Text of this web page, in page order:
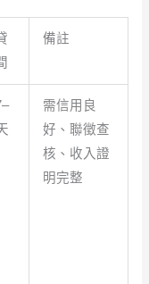
備註
需信用良
好、聯徵查
核、收入證
明完整